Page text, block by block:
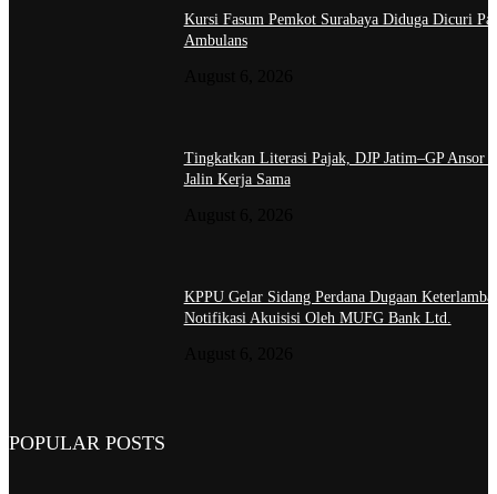
Kursi Fasum Pemkot Surabaya Diduga Dicuri
Ambulans
Tingkatkan Literasi Pajak, DJP Jatim–GP Ansor
Jalin Kerja Sama
KPPU Gelar Sidang Perdana Dugaan
Notifikasi Akuisisi Oleh MUFG Bank Ltd.
POPULAR POSTS